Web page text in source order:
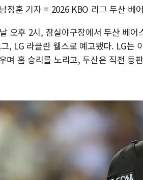
정훈 기자 = 2026 KBO 리그 두산 베
오후 2시, 잠실야구장에서 두산 베
, LG 라클란 웰스로 예고됐다. LG는
며 홈 승리를 노리고, 두산은 직전 등